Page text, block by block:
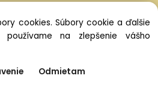
ClickEshop.sk
cookies. Súbory cookie a ďalšie
používame na zlepšenie vášho
Odmietam